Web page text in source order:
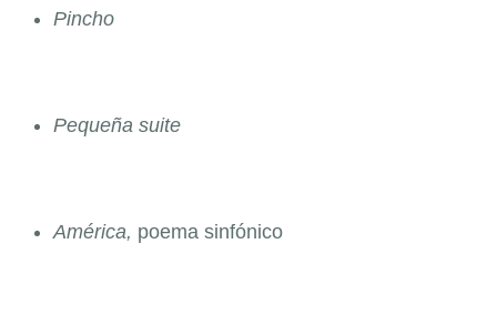
Pincho
Pequeña suite
América, poema sinfónico